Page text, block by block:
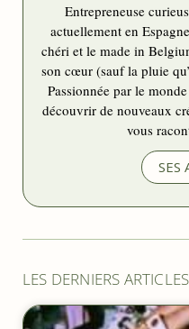
Entrepreneuse
actuellement en
chéri et le made in
son cœur (sauf la pluie
Passionnée par le
découvrir de nouveaux
vous
SES
LES DERNIERS ARTICLES